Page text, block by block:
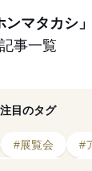
ンマタカシ」
記事一覧
注目のタグ
#展覧会
#